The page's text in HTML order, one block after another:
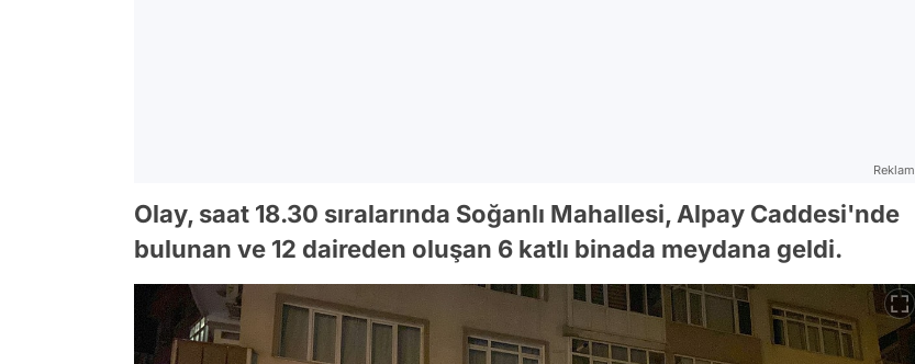
Reklam
Olay, saat 18.30 sıralarında Soğanlı Mahallesi, Alpay Caddesi'nde
bulunan ve 12 daireden oluşan 6 katlı binada meydana geldi.